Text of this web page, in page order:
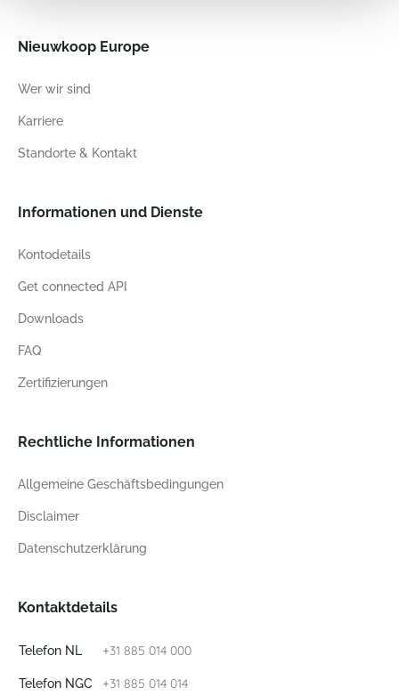
Nieuwkoop Europe
Wer wir sind
Karriere
Standorte & Kontakt
Informationen und Dienste
Kontodetails
Get connected API
Downloads
FAQ
Zertifizierungen
Rechtliche Informationen
Allgemeine Geschäftsbedingungen
Disclaimer
Datenschutzerklärung
Kontaktdetails
Telefon NL +31 885 014 000
Telefon NGC +31 885 014 014